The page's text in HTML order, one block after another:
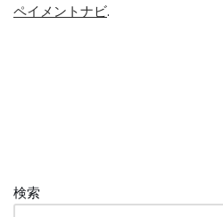
ペイメントナビ.
検索